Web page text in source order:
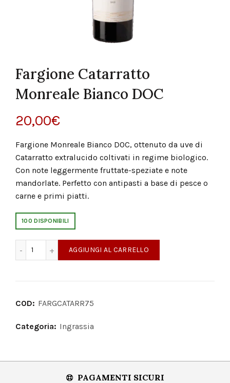
Fargione Catarratto
Monreale Bianco DOC
20,00€
Fargione Monreale Bianco DOC, ottenuto da uve di
Catarratto extralucido coltivati in regime biologico.
Con note leggermente fruttate-speziate e note
mandorlate. Perfetto con antipasti a base di pesce o
carne e primi piatti.
100 DISPONIBILI
AGGIUNGI AL CARRELLO
COD: FARGCATARR75
Categoria: Ingrassia
PAGAMENTI SICURI